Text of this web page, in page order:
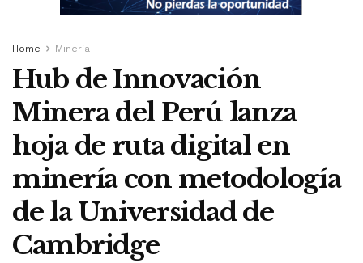
Home Minería
Hub de Innovación
Minera del Perú lanza
hoja de ruta digital en
minería con metodología
de la Universidad de
Cambridge